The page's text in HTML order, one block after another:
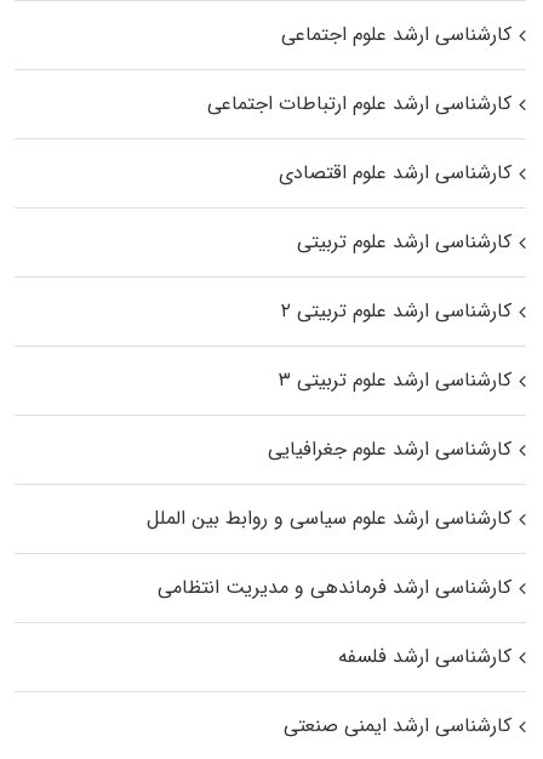
کارشناسی ارشد علوم اجتماعی
کارشناسی ارشد علوم ارتباطات اجتماعی
کارشناسی ارشد علوم اقتصادی
کارشناسی ارشد علوم تربیتی
کارشناسی ارشد علوم تربیتی ۲
کارشناسی ارشد علوم تربیتی ۳
کارشناسی ارشد علوم جغرافیایی
کارشناسی ارشد علوم سیاسی و روابط بین الملل
کارشناسی ارشد فرماندهی و مدیریت انتظامی
کارشناسی ارشد فلسفه
کارشناسی ارشد ایمنی صنعتی